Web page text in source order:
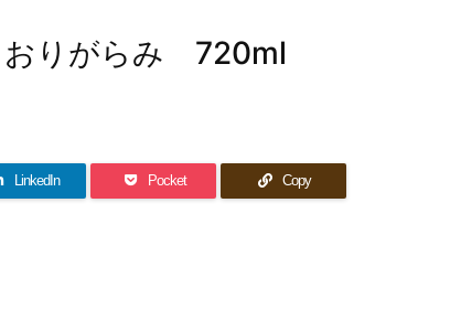
りがらみ 720ml
LinkedIn Pocket Copy